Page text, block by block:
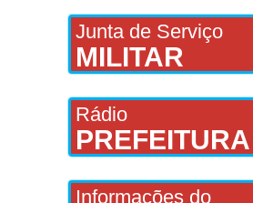
Junta de Serviço
MILITAR
Rádio
PREFEITURA
Informações do